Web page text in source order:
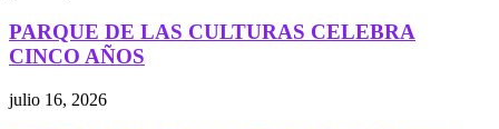
PARQUE DE LAS CULTURAS CELEBRA
CINCO AÑOS
julio 16, 2026